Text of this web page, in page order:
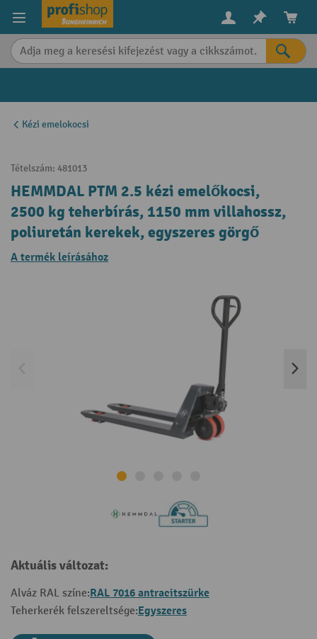
content
Kézi emelokocsi
Tételszám: 481013
HEMMDAL PTM 2.5 kézi emelőkocsi,
2500 kg teherbírás, 1150 mm villahossz,
poliuretán kerekek, egyszeres görgő
A termék leírásához
Aktuális változat:
Alváz RAL színe:RAL 7016 antracitszürke
Teherkerék felszereltsége:Egyszeres